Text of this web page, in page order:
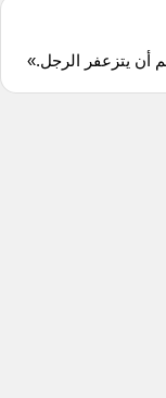
أن يتزعفر الرجل.»